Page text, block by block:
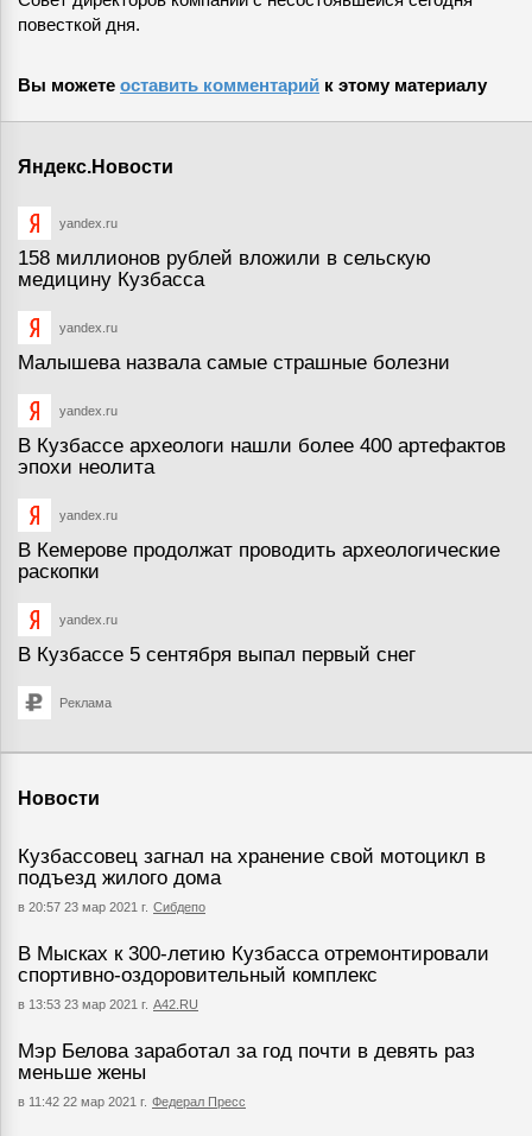
повесткой дня.
Вы можете оставить комментарий к этому материалу
Яндекс.Новости
yandex.ru
158 миллионов рублей вложили в сельскую
медицину Кузбасса
yandex.ru
Малышева назвала самые страшные болезни
yandex.ru
В Кузбассе археологи нашли более 400 артефактов
эпохи неолита
yandex.ru
В Кемерове продолжат проводить археологические
раскопки
yandex.ru
В Кузбассе 5 сентября выпал первый снег
Реклама
Новости
Кузбассовец загнал на хранение свой мотоцикл в
подъезд жилого дома
в 20:57 23 мар 2021 г. Сибдепо
В Мысках к 300-летию Кузбасса отремонтировали
спортивно-оздоровительный комплекс
в 13:53 23 мар 2021 г. А42.RU
Мэр Белова заработал за год почти в девять раз
меньше жены
в 11:42 22 мар 2021 г. Федерал Пресс